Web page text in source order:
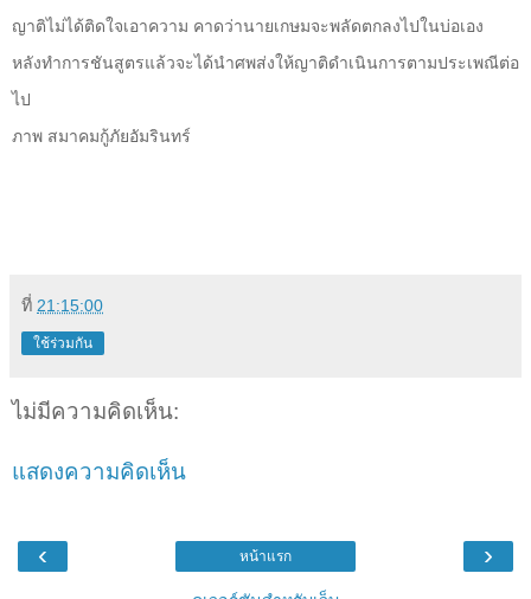
ญาติไม่ได้ติดใจเอาความ คาดว่านายเกษมจะพลัดตกลงไปในบ่อเอง
หลังทำการชันสูตรแล้วจะได้นำศพส่งให้ญาติดำเนินการตามประเพณีต่อ
ไป
ภาพ สมาคมกู้ภัยอัมรินทร์
ที่ 21:15:00
ใช้ร่วมกัน
ไม่มีความคิดเห็น:
แสดงความคิดเห็น
‹ ›
หน้าแรก